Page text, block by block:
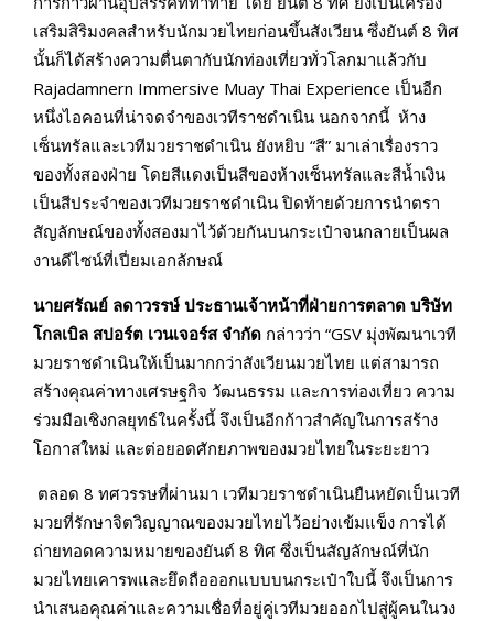
เสริมสิริมงคลสำหรับนักมวยไทยก่อนขึ้นสังเวียน ซึ่งยันต์ 8 ทิศ
นั้นก็ได้สร้างความตื่นตากับนักท่องเที่ยวทั่วโลกมาแล้วกับ
Rajadamnern Immersive Muay Thai Experience เป็นอีก
หนึ่งไอคอนที่น่าจดจำของเวทีราชดำเนิน นอกจากนี้ ห้าง
เซ็นทรัลและเวทีมวยราชดำเนิน ยังหยิบ “สี” มาเล่าเรื่องราว
ของทั้งสองฝ่าย โดยสีแดงเป็นสีของห้างเซ็นทรัลและสีน้ำเงิน
เป็นสีประจำของเวทีมวยราชดำเนิน ปิดท้ายด้วยการนำตรา
สัญลักษณ์ของทั้งสองมาไว้ด้วยกันบนกระเป๋าจนกลายเป็นผล
งานดีไซน์ที่เปี่ยมเอกลักษณ์
นายศรัณย์ ลดาวรรษ์ ประธานเจ้าหน้าที่ฝ่ายการตลาด บริษัท
โกลเบิล สปอร์ต เวนเจอร์ส จำกัด กล่าวว่า “GSV มุ่งพัฒนาเวที
มวยราชดำเนินให้เป็นมากกว่าสังเวียนมวยไทย แต่สามารถ
สร้างคุณค่าทางเศรษฐกิจ วัฒนธรรม และการท่องเที่ยว ความ
ร่วมมือเชิงกลยุทธ์ในครั้งนี้ จึงเป็นอีกก้าวสำคัญในการสร้าง
โอกาสใหม่ และต่อยอดศักยภาพของมวยไทยในระยะยาว
ตลอด 8 ทศวรรษที่ผ่านมา เวทีมวยราชดำเนินยืนหยัดเป็นเวที
มวยที่รักษาจิตวิญญาณของมวยไทยไว้อย่างเข้มแข็ง การได้
ถ่ายทอดความหมายของยันต์ 8 ทิศ ซึ่งเป็นสัญลักษณ์ที่นัก
มวยไทยเคารพและยึดถือออกแบบบนกระเป๋าใบนี้ จึงเป็นการ
นำเสนอคุณค่าและความเชื่อที่อยู่คู่เวทีมวยออกไปสู่ผู้คนในวง